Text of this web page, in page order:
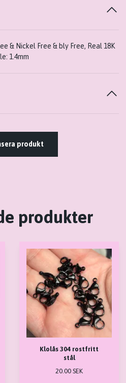
& Nickel Free & bly Free, Real 18K
1.4mm
produkt
produkter
Klolås 304 rostfritt
stål
20.00 SEK